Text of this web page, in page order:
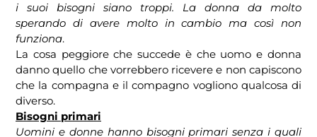
i suoi bisogni siano troppi. La donna da molto
sperando di avere molto in cambio ma così non
funziona.
La cosa peggiore che succede è che uomo e donna
danno quello che vorrebbero ricevere e non capiscono
che la compagna e il compagno vogliono qualcosa di
diverso.
Bisogni primari
Uomini e donne hanno bisogni primari senza i quali